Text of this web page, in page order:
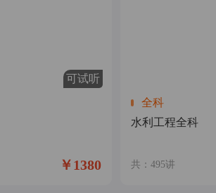
可试听
￥1380
全科
水利工程全科
共：495讲